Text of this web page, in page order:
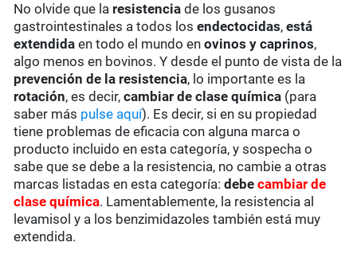
No olvide que la resistencia de los gusanos
gastrointestinales a todos losendectocidas,está
extendida en todo el mundo enovinos y caprinos,
algo menos en bovinos. Y desde el punto de vista de la
prevención de la resistencia, lo importante es la
rotación, es decir,cambiar de clase química (para
saber más pulse aquí). Es decir, si en su propiedad
tiene problemas de eficacia con alguna marca o
producto incluido en esta categoría, y sospecha o
sabe que se debe a la resistencia, no cambie a otras
marcas listadas en esta categoría:debecambiar de
clase química. Lamentablemente, la resistencia al
levamisol y a los benzimidazoles también está muy
extendida.